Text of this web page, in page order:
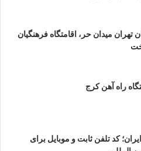
تهران میدان حر، اقامتگاه فرهنگیان
راه آهن کرج
کد تلفن ثابت و موبایل برای